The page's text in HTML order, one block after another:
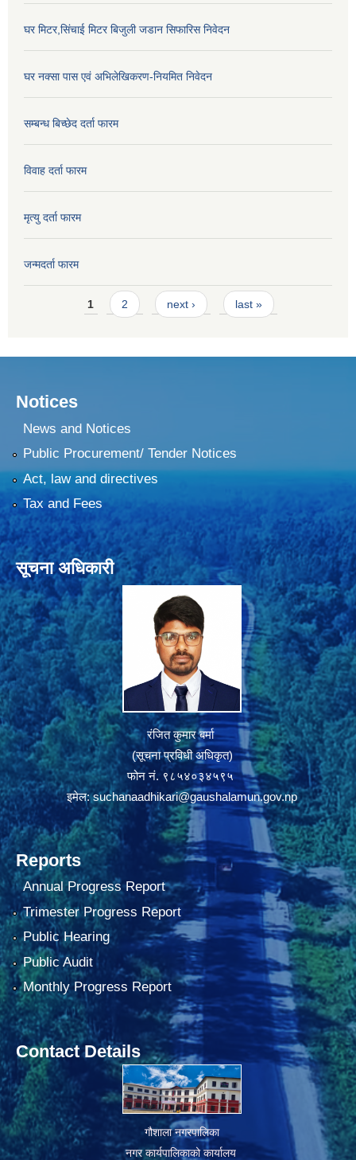
घर मिटर,सिंचाई मिटर बिजुली जडान सिफारिस निवेदन
घर नक्सा पास एवं अभिलेखिकरण-नियमित निवेदन
सम्बन्ध बिच्छेद दर्ता फारम
विवाह दर्ता फारम
मृत्यु दर्ता फारम
जन्मदर्ता फारम
Pages1 2 next › last »
Notices
News and Notices
Public Procurement/ Tender Notices
Act, law and directives
Tax and Fees
सूचना अधिकारी
रंजित कुमार बर्मा
(सूचना प्रविधी अधिकृत)
फोन नं. ९८५४०३४५९५
इमेल:suchanaadhikari@gaushalamun.gov.np
Reports
Annual Progress Report
Trimester Progress Report
Public Hearing
Public Audit
Monthly Progress Report
Contact Details
गौशाला नगरपालिका
नगर कार्यपालिकाको कार्यालय